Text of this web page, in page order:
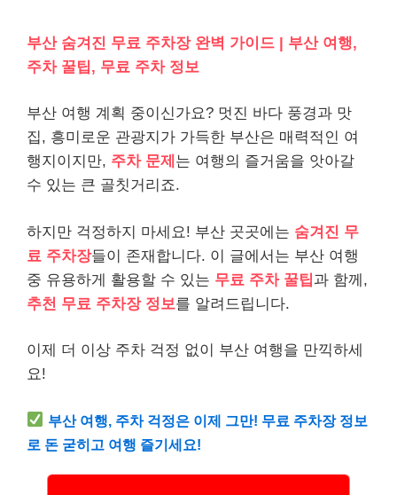
부산 숨겨진 무료 주차장 완벽 가이드 | 부산 여행,
주차 꿀팁, 무료 주차 정보
부산 여행 계획 중이신가요? 멋진 바다 풍경과 맛
집, 흥미로운 관광지가 가득한 부산은 매력적인 여
행지이지만, 주차 문제 는 여행의 즐거움을 앗아갈
수 있는 큰 골칫거리죠.
하지만 걱정하지 마세요! 부산 곳곳에는 숨겨진 무
료 주차장들이 존재합니다. 이 글에서는 부산 여행
중 유용하게 활용할 수 있는 무료 주차 꿀팁과 함께,
추천 무료 주차장 정보를 알려드립니다.
이제 더 이상 주차 걱정 없이 부산 여행을 만끽하세
요!
부산 여행, 주차 걱정은 이제 그만! 무료 주차장 정보
로 돈 굳히고 여행 즐기세요!